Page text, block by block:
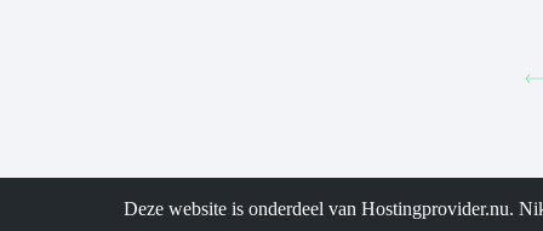
Deze website is onderdeel van Hostingprovider.nu.